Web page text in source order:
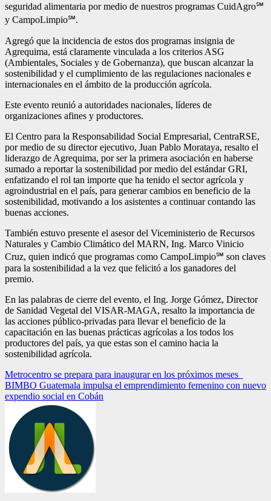
seguridad alimentaria por medio de nuestros programas CuidAgro℠
y CampoLimpio℠.
Agregó que la incidencia de estos dos programas insignia de
Agrequima, está claramente vinculada a los criterios ASG
(Ambientales, Sociales y de Gobernanza), que buscan alcanzar la
sostenibilidad y el cumplimiento de las regulaciones nacionales e
internacionales en el ámbito de la producción agrícola.
Este evento reunió a autoridades nacionales, líderes de
organizaciones afines y productores.
El Centro para la Responsabilidad Social Empresarial, CentraRSE,
por medio de su director ejecutivo, Juan Pablo Morataya, resalto el
liderazgo de Agrequima, por ser la primera asociación en haberse
sumado a reportar la sostenibilidad por medio del estándar GRI,
enfatizando el rol tan importe que ha tenido el sector agrícola y
agroindustrial en el país, para generar cambios en beneficio de la
sostenibilidad, motivando a los asistentes a continuar contando las
buenas acciones.
También estuvo presente el asesor del Viceministerio de Recursos
Naturales y Cambio Climático del MARN, Ing. Marco Vinicio
Cruz, quien indicó que programas como CampoLimpio℠ son claves
para la sostenibilidad a la vez que felicitó a los ganadores del
premio.
En las palabras de cierre del evento, el Ing. Jorge Gómez, Director
de Sanidad Vegetal del VISAR-MAGA, resalto la importancia de
las acciones público-privadas para llevar el beneficio de la
capacitación en las buenas prácticas agrícolas a los todos los
productores del país, ya que estas son el camino hacia la
sostenibilidad agrícola.
Navegación
de
entradas
Metrocentro se prepara para inaugurar en los próximos meses
BIMBO Guatemala impulsa el emprendimiento femenino con nuevo
expendio social en Cobán